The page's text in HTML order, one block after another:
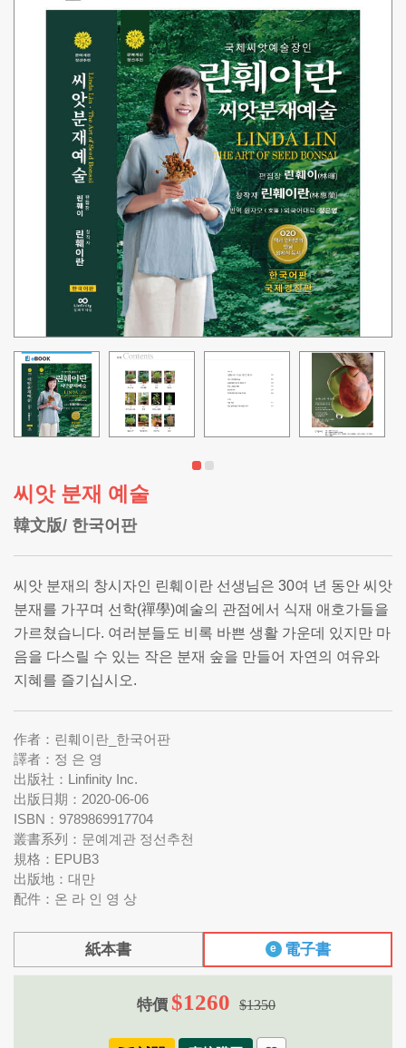
씨앗 분재 예술
韓文版/ 한국어판
씨앗 분재의 창시자인 린훼이란 선생님은 30여 년 동안 씨앗
분재를 가꾸며 선학(禪學)예술의 관점에서 식재 애호가들을
가르쳤습니다. 여러분들도 비록 바쁜 생활 가운데 있지만 마
음을 다스릴 수 있는 작은 분재 숲을 만들어 자연의 여유와
지혜를 즐기십시오.
作者：린훼이란_한국어판
譯者：정 은 영
出版社：Linfinity Inc.
出版日期：2020-06-06
ISBN：9789869917704
叢書系列：문예계관 정선추천
規格：EPUB3
出版地：대만
配件：온 라 인 영 상
紙本書 e 電子書
特價 $1260 $1350